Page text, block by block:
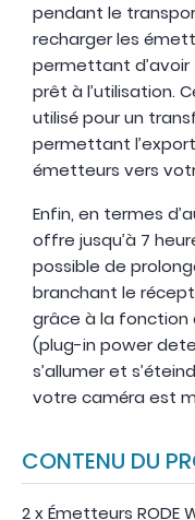
pendant le
recharger les
permettant
prêt à l’utilisation.
utilisé pour un
permettant
émetteurs vers
Enfin, en termes
offre jusqu’à 7
possible de
branchant le
grâce à la fonction
(plug-in power
s’allumer et
votre caméra est
CONTENU DU
2 x Émetteurs RODE